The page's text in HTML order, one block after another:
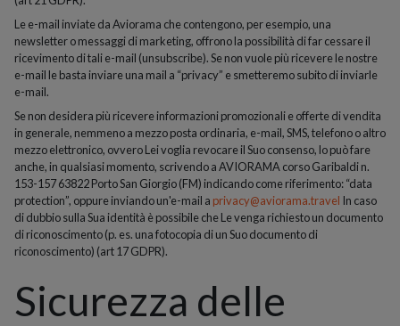
Le e-mail inviate da Aviorama che contengono, per esempio, una
newsletter o messaggi di marketing, offrono la possibilità di far cessare il
ricevimento di tali e-mail (unsubscribe). Se non vuole più ricevere le nostre
e-mail le basta inviare una mail a “privacy” e smetteremo subito di inviarle
e-mail.
Se non desidera più ricevere informazioni promozionali e offerte di vendita
in generale, nemmeno a mezzo posta ordinaria, e-mail, SMS, telefono o altro
mezzo elettronico, ovvero Lei voglia revocare il Suo consenso, lo può fare
anche, in qualsiasi momento, scrivendo a AVIORAMA corso Garibaldi n.
153-157 63822 Porto San Giorgio (FM) indicando come riferimento: “data
protection”, oppure inviando un'e-mail a privacy@aviorama.travel In caso
di dubbio sulla Sua identità è possibile che Le venga richiesto un documento
di riconoscimento (p. es. una fotocopia di un Suo documento di
riconoscimento) (art 17 GDPR).
Sicurezza delle